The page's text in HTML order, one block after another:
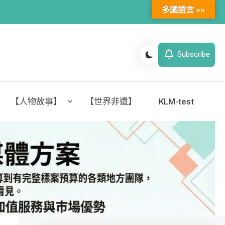
Subscribe
【人物故事】 【世界非遺】 KLM-test
多國語言 »»